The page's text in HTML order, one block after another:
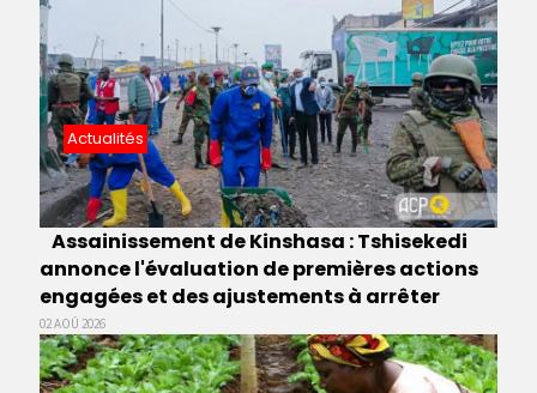
Actualités
Assainissement de Kinshasa : Tshisekedi
annonce l'évaluation de premières actions
engagées et des ajustements à arrêter
02 AOÛ 2026